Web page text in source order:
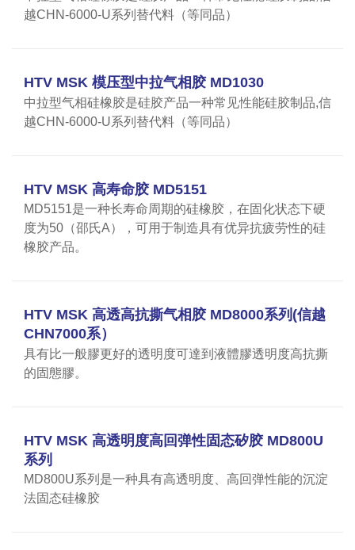
越CHN-6000-U系列替代料（等同品）
HTV MSK 模压型中拉气相胶 MD1030
中拉型气相硅橡胶是硅胶产品一种常见性能硅胶制品,信
越CHN-6000-U系列替代料（等同品）
HTV MSK 高寿命胶 MD5151
MD5151是一种长寿命周期的硅橡胶，在固化状态下硬
度为50（邵氏A），可用于制造具有优异抗疲劳性的硅
橡胶产品。
HTV MSK 高透高抗撕气相胶 MD8000系列(信越
CHN7000系）
具有比一般膠更好的透明度可達到液體膠透明度高抗撕
的固態膠。
HTV MSK 高透明度高回弹性固态矽胶 MD800U
系列
MD800U系列是一种具有高透明度、高回弹性能的沉淀
法固态硅橡胶